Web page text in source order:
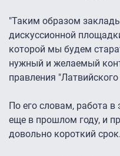
"Таким образом
дискуссионной
которой мы будем
нужный и желаемый
правления
По его словам, работа
еще в прошлом году, и
довольно короткий срок.